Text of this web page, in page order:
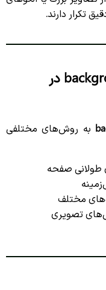
تکرار دارند.
کاربردهای عملی background-repeat در
به روش‌های مختلفی
طولانی صفحه
مختلف
تصویری